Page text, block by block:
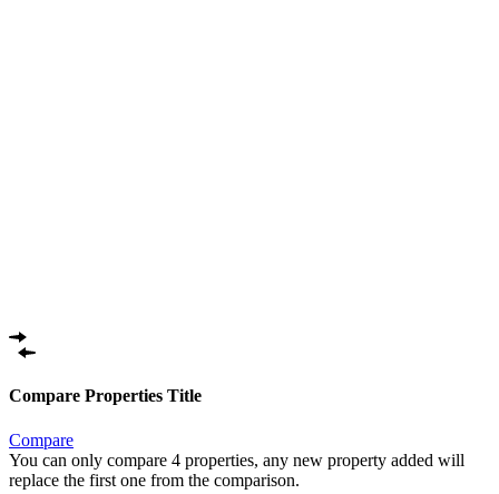
Compare Properties Title
Compare
You can only compare 4 properties, any new property added will
replace the first one from the comparison.